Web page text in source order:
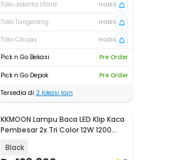
Toko Jakarta Utara
Habis
Toko Tangerang
Habis
Toko Cikupa
Habis
Pick n Go Bekasi
Pre Order
Pick n Go Depok
Pre Order
Tersedia di 2 lokasi lain
KKMOON Lampu Baca LED Klip Kaca
Pembesar 2x Tri Color 12W 1200
Black